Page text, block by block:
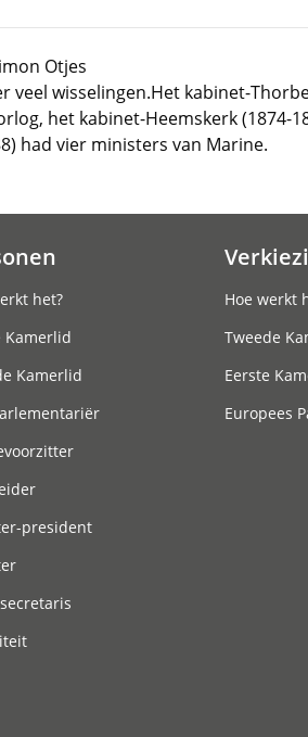
Otjes
veel wisselingen.Het kabinet-
het kabinet-Heemskerk (1874-
had vier ministers van Marine.
het?
Kamerlid
Kamerlid
president
Hoe werkt
Tweede
Eerste
Europees